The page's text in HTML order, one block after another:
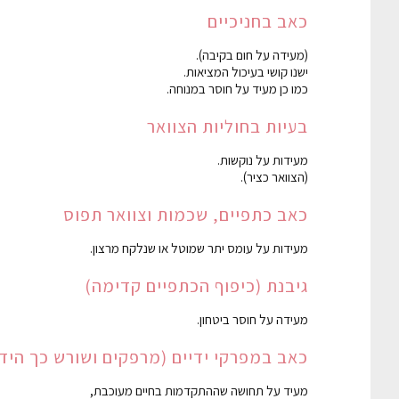
כאב בחניכיים
(מעידה על חום בקיבה).
ישנו קושי בעיכול המציאות.
כמו כן מעיד על חוסר במנוחה.
בעיות בחוליות הצוואר
מעידות על נוקשות.
(הצוואר כציר).
כאב כתפיים, שכמות וצוואר תפוס
מעידות על עומס יתר שמוטל או שנלקח מרצון.
גיבנת (כיפוף הכתפיים קדימה)
מעידה על חוסר ביטחון.
כאב במפרקי ידיים (מרפקים ושורש כך
מעיד על תחושה שההתקדמות בחיים מעוכבת,